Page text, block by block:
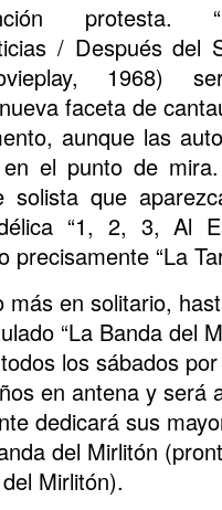
protesta.
/ Después del
1968)
faceta de
aunque las
en el punto de
solista que
“1, 2, 3, Al
precisamente “La
más en solitario,
“La Banda del
los sábados
en antena y será
dedicará sus
del Mirlitón
Mirlitón).